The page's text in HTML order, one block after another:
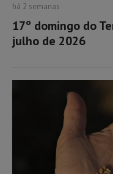
há 2 semanas
17º domingo do
julho de 2026